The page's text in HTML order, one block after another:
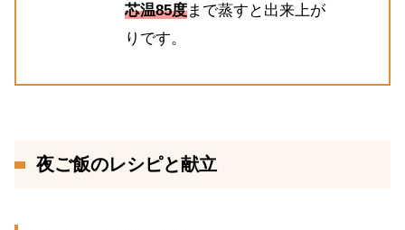
芯温85度まで蒸すと出来上が
りです。
夜ご飯のレシピと献立